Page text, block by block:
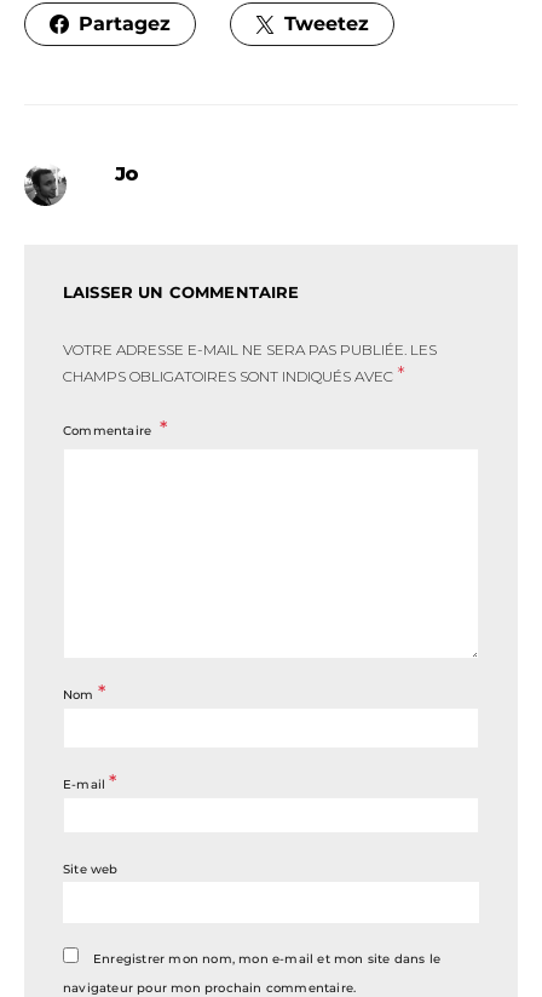
Partagez Tweetez
Jo
LAISSER UN COMMENTAIRE
VOTRE ADRESSE E-MAIL NE SERA PAS PUBLIÉE. LES
CHAMPS OBLIGATOIRES SONT INDIQUÉS AVEC *
Commentaire
Nom *
E-mail*
Site web
Enregistrer mon nom, mon e-mail et mon site dans le
navigateur pour mon prochain commentaire.